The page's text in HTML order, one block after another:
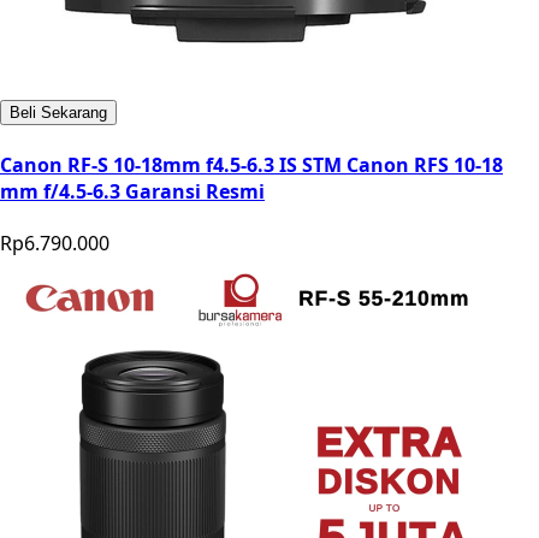
Beli Sekarang
Canon RF-S 10-18mm f4.5-6.3 IS STM Canon RFS 10-18
mm f/4.5-6.3 Garansi Resmi
Rp6.790.000